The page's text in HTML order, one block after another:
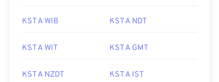
KST A WIB KST A NDT
KST A WIT KST A GMT
KST A NZDT KST A IST